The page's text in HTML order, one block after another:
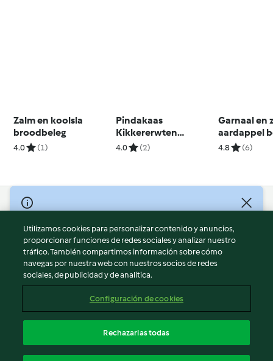
Zalm en koolsla
broodbeleg
4.0 (1)
Pindakaas
Kikkererwten
Koekjes
4.0 (2)
Garnaal en
aardappel
4.8 (6)
© Copyright 2026
Términos de uso
Política de privacidad
Aviso legal
Información legal
Reportar contenido
Declaración de accesibilidad
Utilizamos cookies para personalizar contenido y anuncios,
proporcionar funciones de redes sociales y analizar nuestro
tráfico. También compartimos información sobre cómo
navegas por nuestra web con nuestros socios de redes
sociales, de publicidad y de analítica.
Configuración de cookies
Rechazarlas todas